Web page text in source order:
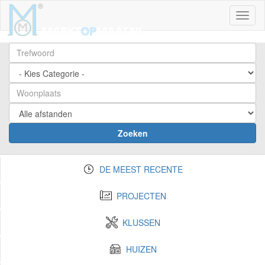
Zoeken
DE MEEST RECENTE
PROJECTEN
KLUSSEN
HUIZEN